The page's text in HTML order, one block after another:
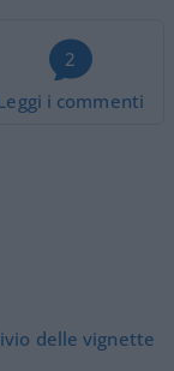
2
i commenti
delle vignette